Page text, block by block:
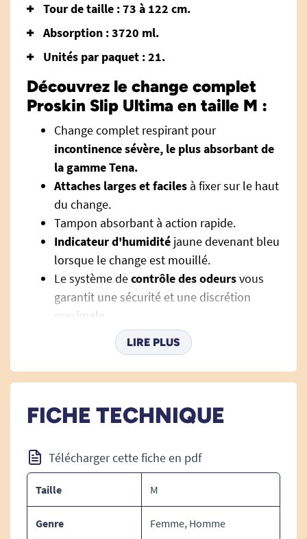
Tour de taille : 73 à 122 cm.
Absorption : 3720 ml.
Unités par paquet : 21.
Découvrez le change complet
Proskin Slip Ultima en taille M :
Change complet respirant pour
incontinence sévère, le plus absorbant de
la gamme Tena.
Attaches larges et faciles à fixer sur le haut
du change.
Tampon absorbant à action rapide.
Indicateur d'humidité jaune devenant bleu
lorsque le change est mouillé.
Le système decontrôle des odeursvous
garantit une sécurité et une discrétion
maximale.
Système dedouble barrières latérales
pour une sécurité anti-fuites.
Testé dermatologiquement.
LIRE PLUS
FICHE TECHNIQUE
Télécharger cette fiche en pdf
Taille M
Genre Femme, Homme